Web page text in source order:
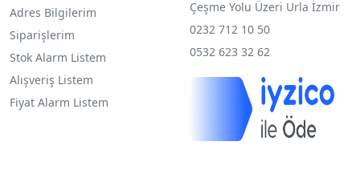
Adres Bilgilerim
Siparişlerim
Stok Alarm Listem
Alışveriş Listem
Fiyat Alarm Listem
Çeşme Yolu Üzeri Urla İzmir
0232 712 10 50
0532 623 32 62